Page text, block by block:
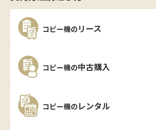
コピー機の リース
コピー機の中古購入
コピー機の レンタル